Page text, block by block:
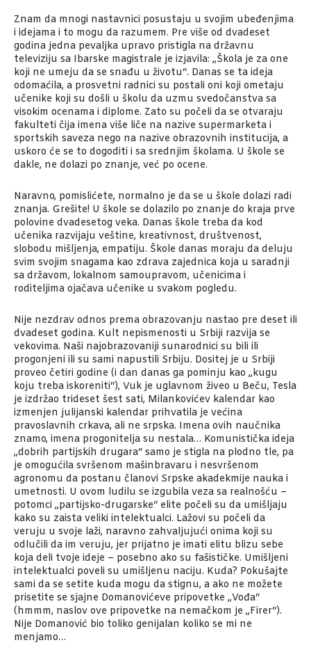
Znam da mnogi nastavnici posustaju u svojim ubeđenjima
i idejama i to mogu da razumem. Pre više od dvadeset
godina jedna pevaljka upravo pristigla na državnu
televiziju sa Ibarske magistrale je izjavila: „Škola je za one
koji ne umeju da se snađu u životu“. Danas se ta ideja
odomaćila, a prosvetni radnici su postali oni koji ometaju
učenike koji su došli u školu da uzmu svedočanstva sa
visokim ocenama i diplome. Zato su počeli da se otvaraju
fakulteti čija imena više liče na nazive supermarketa i
sportskih saveza nego na nazive obrazovnih institucija, a
uskoro će se to dogoditi i sa srednjim školama. U škole se
dakle, ne dolazi po znanje, već po ocene.
Naravno, pomislićete, normalno je da se u škole dolazi radi
znanja. Grešite! U škole se dolazilo po znanje do kraja prve
polovine dvadesetog veka. Danas škole treba da kod
učenika razvijaju veštine, kreativnost, društvenost,
slobodu mišljenja, empatiju. Škole danas moraju da deluju
svim svojim snagama kao zdrava zajednica koja u saradnji
sa državom, lokalnom samoupravom, učenicima i
roditeljima ojačava učenike u svakom pogledu.
Nije nezdrav odnos prema obrazovanju nastao pre deset ili
dvadeset godina. Kult nepismenosti u Srbiji razvija se
vekovima. Naši najobrazovaniji sunarodnici su bili ili
progonjeni ili su sami napustili Srbiju. Dositej je u Srbiji
proveo četiri godine (i dan danas ga pominju kao „kugu
koju treba iskoreniti“), Vuk je uglavnom živeo u Beču, Tesla
je izdržao trideset šest sati, Milankovićev kalendar kao
izmenjen julijanski kalendar prihvatila je većina
pravoslavnih crkava, ali ne srpska. Imena ovih naučnika
znamo, imena progonitelja su nestala… Komunistička ideja
„dobrih partijskih drugara“ samo je stigla na plodno tle, pa
je omogućila svršenom mašinbravaru i nesvršenom
agronomu da postanu članovi Srpske akadekmije nauka i
umetnosti. U ovom ludilu se izgubila veza sa realnošću –
potomci „partijsko-drugarske“ elite počeli su da umišljaju
kako su zaista veliki intelektualci. Lažovi su počeli da
veruju u svoje laži, naravno zahvaljujući onima koji su
odlučili da im veruju, jer prijatno je imati elitu blizu sebe
koja deli tvoje ideje – posebno ako su fašističke. Umišljeni
intelektualci poveli su umišljenu naciju. Kuda? Pokušajte
sami da se setite kuda mogu da stignu, a ako ne možete
prisetite se sjajne Domanovićeve pripovetke „Vođa“
(hmmm, naslov ove pripovetke na nemačkom je „Firer“).
Nije Domanović bio toliko genijalan koliko se mi ne
menjamo…